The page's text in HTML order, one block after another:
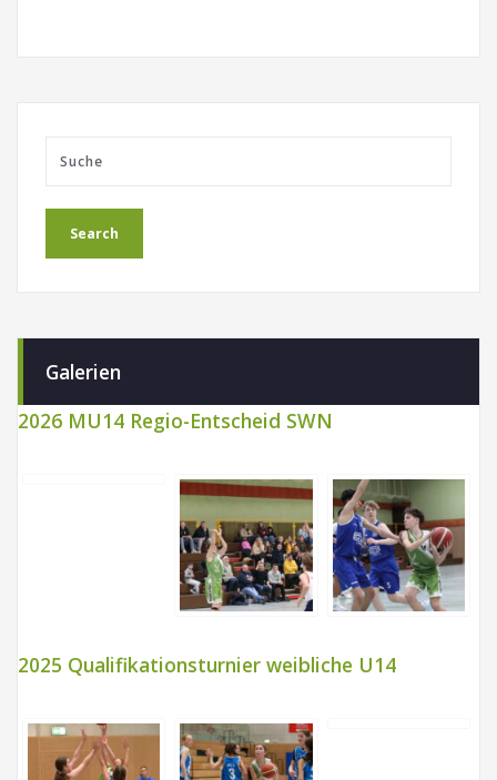
Galerien
2026 MU14 Regio-Entscheid SWN
2025 Qualifikationsturnier weibliche U14